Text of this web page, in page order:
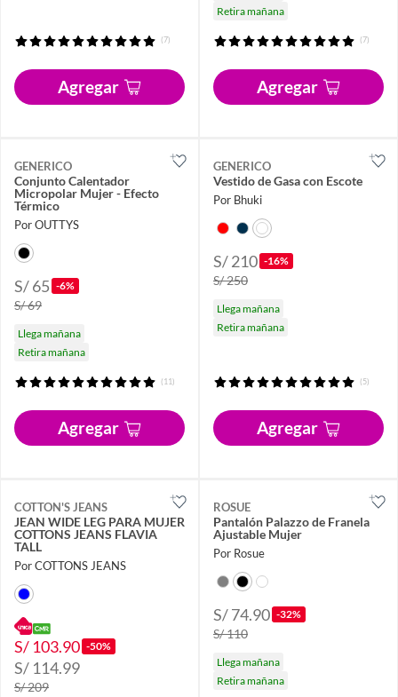
(7)
Agregar
Retira mañana
(7)
Agregar
GENERICO
Conjunto Calentador
Micropolar Mujer - Efecto
Térmico
Por OUTTYS
S/ 65 -6%
S/ 69
Llega mañana
Retira mañana
(11)
Agregar
GENERICO
Vestido de Gasa con Escote
Por Bhuki
S/ 210 -16%
S/ 250
Llega mañana
Retira mañana
(5)
Agregar
COTTON'S JEANS
JEAN WIDE LEG PARA MUJER
COTTONS JEANS FLAVIA
TALL
Por COTTONS JEANS
S/ 103.90 -50%
S/ 114.99
S/ 209
ROSUE
Pantalón Palazzo de Franela
Ajustable Mujer
Por Rosue
S/ 74.90 -32%
S/ 110
Llega mañana
Retira mañana